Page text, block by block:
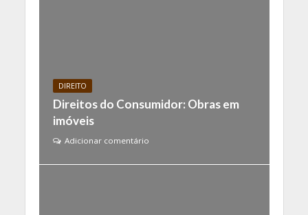
DIREITO
Direitos do Consumidor: Obras em
imóveis
Adicionar comentário